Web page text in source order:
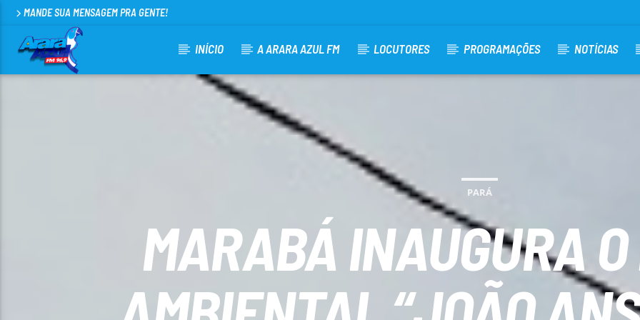
MANDE SUA MENSAGEM PRA GENTE!
INÍCIO A ARARA AZUL FM LOCUTORES PROGRAMAÇÕES NOTÍCIAS
PARÁ
MARABÁ INAUGURA O